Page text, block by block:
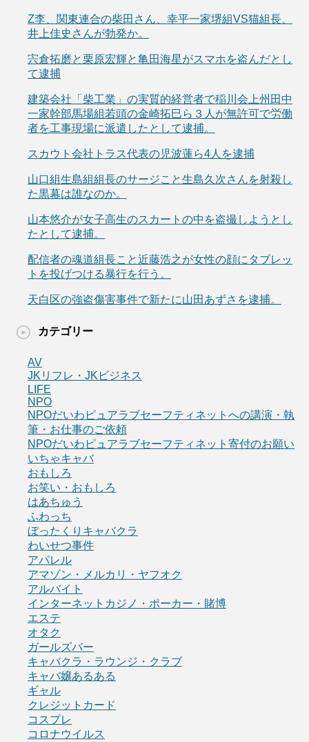
Z李、関東連合の柴田さん、幸平一家堺組VS猫組長、
井上佳史さんが勃発か。
宍倉拓磨と栗原宏輝と亀田海星がスマホを盗んだとし
て逮捕
建築会社「柴工業」の実質的経営者で稲川会上州田中
一家幹部馬場組若頭の金崎拓巳ら３人が無許可で労働
者を工事現場に派遣したとして逮捕。
スカウト会社トラス代表の児波蓮ら4人を逮捕
山口組生島組組長のサージこと生島久次さんを射殺し
た黒幕は誰なのか。
山本悠介が女子高生のスカートの中を盗撮しようとし
たとして逮捕。
配信者の魂道組長こと近藤浩之が女性の顔にタブレッ
トを投げつける暴行を行う。
天白区の強盗傷害事件で新たに山田あずさを逮捕。
カテゴリー
AV
JKリフレ・JKビジネス
LIFE
NPO
NPOだいわピュアラブセーフティネットへの講演・執
筆・お仕事のご依頼
NPOだいわピュアラブセーフティネット寄付のお願い
いちゃキャバ
おもしろ
お笑い・おもしろ
はあちゅう
ふわっち
ぼったくりキャバクラ
わいせつ事件
アパレル
アマゾン・メルカリ・ヤフオク
アルバイト
インターネットカジノ・ポーカー・賭博
エステ
オタク
ガールズバー
キャバクラ・ラウンジ・クラブ
キャバ嬢あるある
ギャル
クレジットカード
コスプレ
コロナウイルス